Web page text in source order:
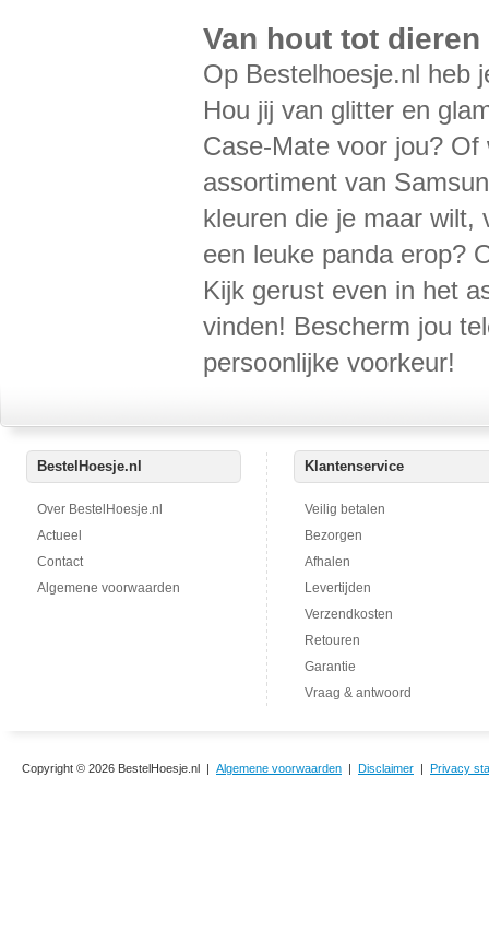
Van hout tot
Op Bestelhoesje.nl heb
Hou jij van glitter en
Case-Mate voor jou?
assortiment van
kleuren die je maar wilt,
een leuke panda erop?
Kijk gerust even in het
vinden! Bescherm jou
persoonlijke voorkeur!
BestelHoesje.nl
Over BestelHoesje.nl
Actueel
Contact
Algemene voorwaarden
Klantenservice
Veilig betalen
Bezorgen
Afhalen
Levertijden
Verzendkosten
Retouren
Garantie
Vraag & antwoord
Copyright © 2026 BestelHoesje.nl | Algemene voorwaarden | Disclaimer | Privacy